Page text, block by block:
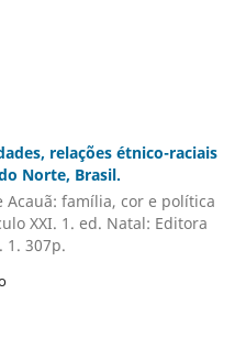
relações étnico-raciais
Norte, Brasil.
Acauã: família, cor e política
XXI. 1. ed. Natal: Editora
1. 307p.